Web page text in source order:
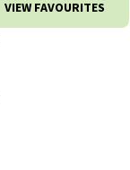
VIEW FAVOURITES